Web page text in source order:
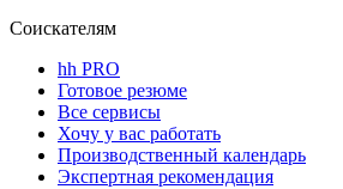
Соискателям
hh PRO
Готовое резюме
Все сервисы
Хочу у вас работать
Производственный календарь
Экспертная рекомендация